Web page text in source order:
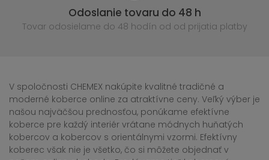
Odoslanie tovaru do 48 h
Tovar odosielame do 48 hodín od od prijatia platby
V spoločnosti CHEMEX nakúpite kvalitné tradičné a
moderné koberce online za atraktívne ceny. Veľký výber je
našou najväčšou prednosťou, ponúkame efektívne
koberce pre každý interiér vrátane módnych huňatých
kobercov a kobercov s orientálnymi vzormi. Efektívny
koberec však nie je všetko, čo si môžete objednať v